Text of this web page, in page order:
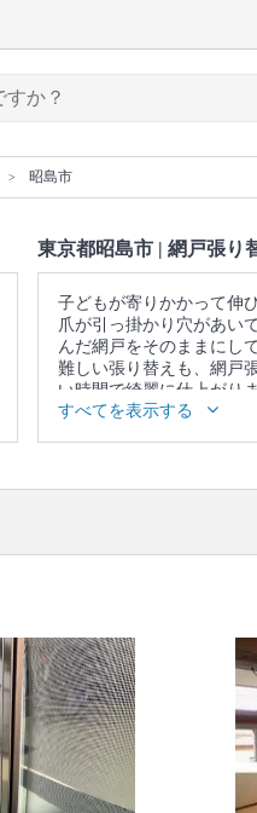
昭島市
東京都昭島市 | 網戸張り
子どもが寄りかかって伸
爪が引っ掛かり穴があい
んだ網戸をそのままにし
難しい張り替えも、網戸
い時間で綺麗に仕上がりま
▼表示価格に含まれる網
ります。
すべてを表示する